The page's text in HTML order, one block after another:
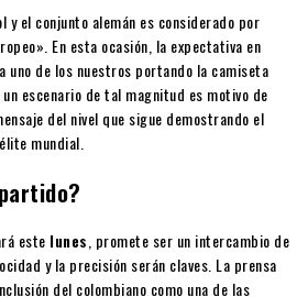
y el conjunto alemán es considerado por
En esta ocasión, la expectativa en
uno de los nuestros portando la camiseta
escenario de tal magnitud es motivo de
del nivel que sigue demostrando el
mundial.
este lunes, promete ser un intercambio de
y la precisión serán claves. La prensa
del colombiano como una de las